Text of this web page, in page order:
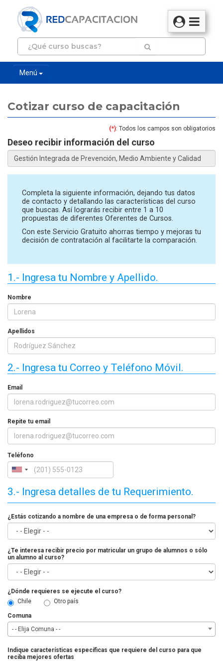
Menú
Cotizar curso de capacitación
(*): Todos los campos son obligatorios
Deseo recibir información del curso
Completa la siguiente información, dejando tus datos
de contacto y detallando las características del curso
que buscas. Así lograrás recibir entre 1 a 10
propuestas de diferentes Oferentes de Cursos.
Con este Servicio Gratuito ahorras tiempo y mejoras tu
decisión de contratación al facilitarte la comparación.
1.- Ingresa tu Nombre y Apellido.
Nombre
Apellidos
2.- Ingresa tu Correo y Teléfono Móvil.
Email
Repite tu email
Teléfono
3.- Ingresa detalles de tu Requerimiento.
¿Estás cotizando a nombre de una empresa o de forma personal?
¿Te interesa recibir precio por matricular un grupo de alumnos o sólo
un alumno al curso?
¿Dónde requieres se ejecute el curso?
Chile
Otro país
Comuna
- - Elija Comuna - -
Indique características específicas que requiere del curso para que
reciba mejores ofertas